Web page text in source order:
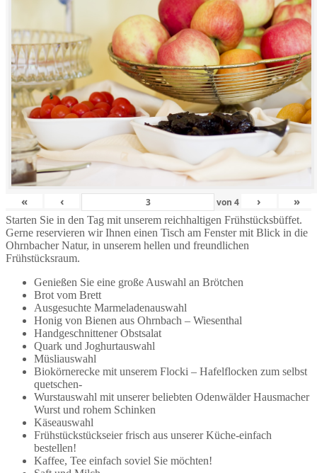
« ‹ von4 › »
Starten Sie in den Tag mit unserem reichhaltigen Frühstücksbüffet.
Gerne reservieren wir Ihnen einen Tisch am Fenster mit Blick in die
Ohrnbacher Natur, in unserem hellen und freundlichen
Frühstücksraum.
Genießen Sie eine große Auswahl an Brötchen
Brot vom Brett
Ausgesuchte Marmeladenauswahl
Honig von Bienen aus Ohrnbach – Wiesenthal
Handgeschnittener Obstsalat
Quark und Joghurtauswahl
Müsliauswahl
Biokörnerecke mit unserem Flocki – Hafelflocken zum selbst
quetschen-
Wurstauswahl mit unserer beliebten Odenwälder Hausmacher
Wurst und rohem Schinken
Käseauswahl
Frühstückstückseier frisch aus unserer Küche-einfach
bestellen!
Kaffee, Tee einfach soviel Sie möchten!